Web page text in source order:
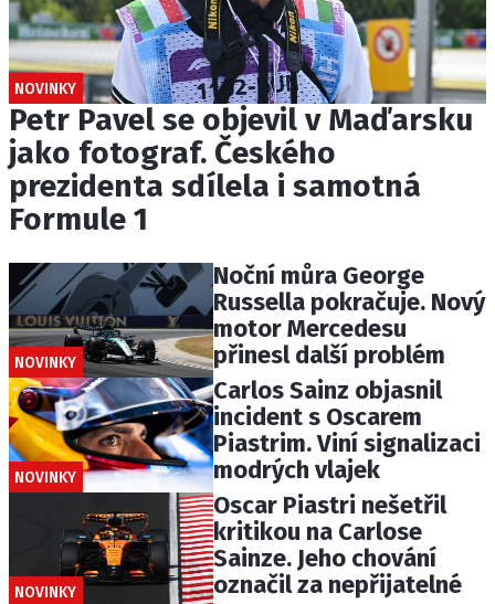
NOVINKY
Petr Pavel se objevil v Maďarsku
jako fotograf. Českého
prezidenta sdílela i samotná
Formule 1
NOVINKY
Noční můra George
Russella pokračuje. Nový
motor Mercedesu
přinesl další problém
NOVINKY
Carlos Sainz objasnil
incident s Oscarem
Piastrim. Viní signalizaci
modrých vlajek
NOVINKY
Oscar Piastri nešetřil
kritikou na Carlose
Sainze. Jeho chování
označil za nepřijatelné